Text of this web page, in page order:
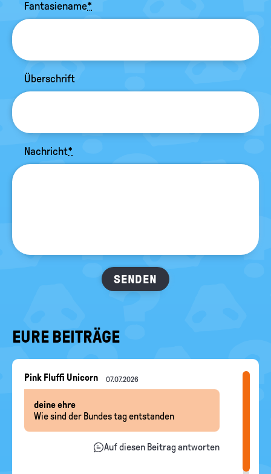
Fantasiename*
Überschrift
Nachricht*
EURE BEITRÄGE
Nachrichten-
Thread
Pink Fluffi Unicorn 07.07.2026
deine ehre
Wie sind der Bundes tag entstanden
Auf diesen Beitrag antworten